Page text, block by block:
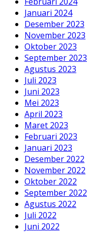
Januari 2024
Desember 2023
November 2023
Oktober 2023
September 2023
Agustus 2023
Juli 2023
Juni 2023
Mei 2023
April 2023
Maret 2023
Februari 2023
Januari 2023
Desember 2022
November 2022
Oktober 2022
September 2022
Agustus 2022
Juli 2022
Juni 2022